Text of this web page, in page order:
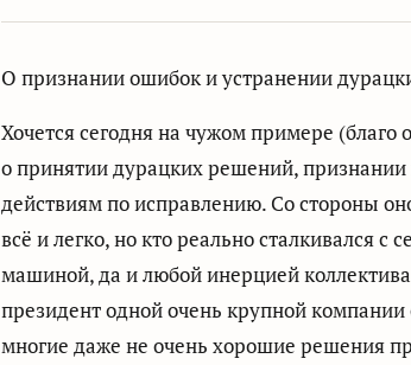
О признании ошибок и устранении
Хочется сегодня на чужом примере (благо
о принятии дурацких решений, признании
действиям по исправлению. Со стороны
всё и легко, но кто реально сталкивался с
машиной, да и любой инерцией
президент одной очень крупной компании
многие даже не очень хорошие решения